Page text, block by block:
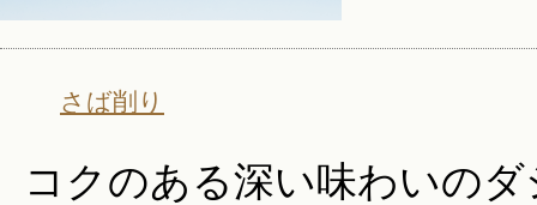
さば削り
コクのある深い味わいの